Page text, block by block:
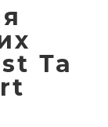
Та